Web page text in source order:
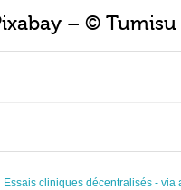
– © Tumisu
Essais cliniques décentralisés - via